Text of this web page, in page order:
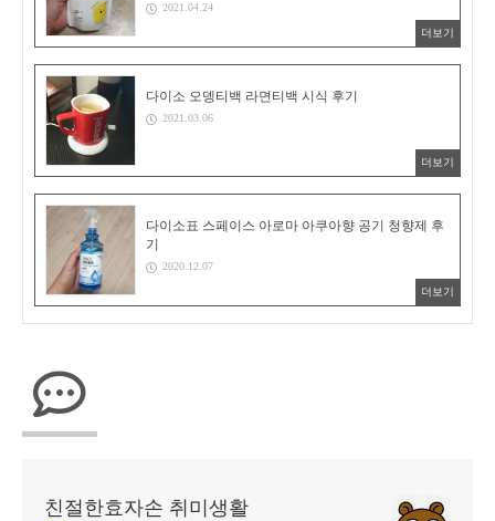
2021.04.24
더보기
다이소 오뎅티백 라면티백 시식 후기
2021.03.06
더보기
다이소표 스페이스 아로마 아쿠아향 공기 청향제 후
기
2020.12.07
더보기
친절한효자손 취미생활